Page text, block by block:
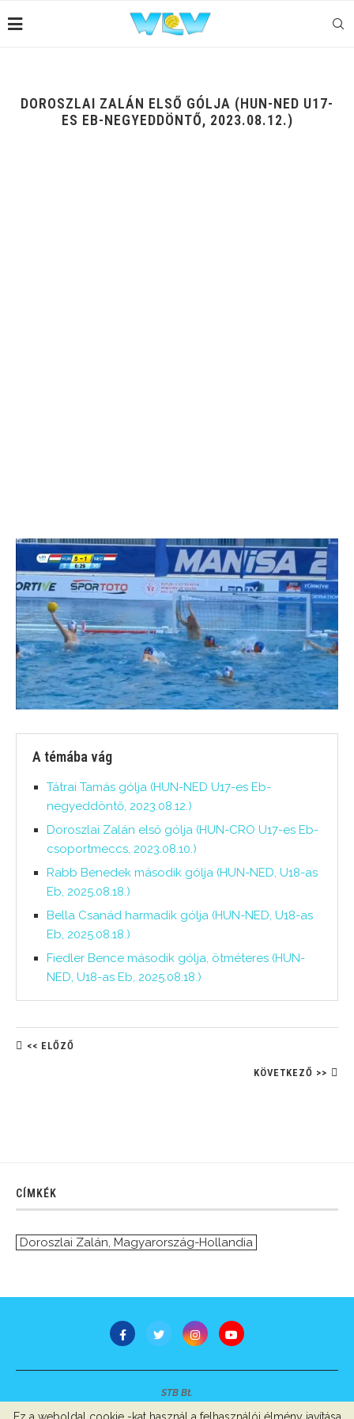
DOROSZLAI ZALÁN ELSŐ GÓLJA (HUN-NED U17-
ES EB-NEGYEDDÖNTŐ, 2023.08.12.)
A témába vág
Tátrai Tamás gólja (HUN-NED U17-es Eb-
negyeddöntő, 2023.08.12.)
Doroszlai Zalán első gólja (HUN-CRO U17-es Eb-
csoportmeccs, 2023.08.10.)
Rabb Benedek második gólja (HUN-NED, U18-as
Eb, 2025.08.18.)
Bella Csanád harmadik gólja (HUN-NED, U18-as
Eb, 2025.08.18.)
Fiedler Bence második gólja, ötméteres (HUN-
NED, U18-as Eb, 2025.08.18.)
<< ELŐZŐ
KÖVETKEZŐ >>
CÍMKÉK
Doroszlai Zalán Magyarország-Hollandia
STB Bt.
Minden jog fenntartva © 2007-2022